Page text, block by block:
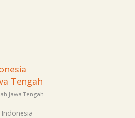
Tengah
Jawa Tengah
Indonesia